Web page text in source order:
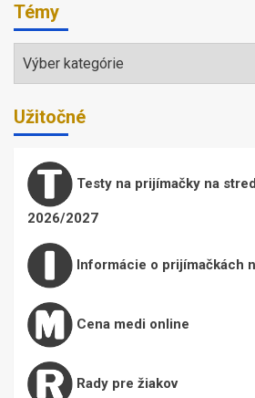
Témy
Témy
Užitočné
Testy na prijímačky na
2026/2027
Informácie o prijímačkách
Cena medi online
Rady pre žiakov